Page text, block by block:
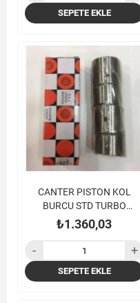
SEPETE EKLE
CANTER PISTON KOL
BURCU STD TURBO
MOTORLAR İÇİN 659 TAIHO
₺1.360,03
SEPETE EKLE